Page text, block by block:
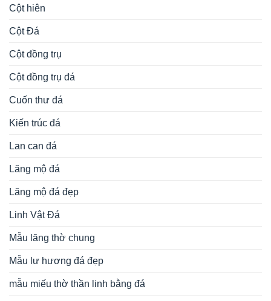
Cột hiên
Cột Đá
Cột đồng trụ
Cột đồng trụ đá
Cuốn thư đá
Kiến trúc đá
Lan can đá
Lăng mộ đá
Lăng mộ đá đẹp
Linh Vật Đá
Mẫu lăng thờ chung
Mẫu lư hương đá đẹp
mẫu miếu thờ thần linh bằng đá